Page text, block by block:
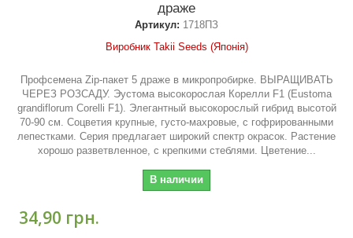
драже
Артикул: 1718ПЗ
Виробник Takii Seeds (Японія)
Профсемена Zip-пакет 5 драже в микропробирке. ВЫРАЩИВАТЬ
ЧЕРЕЗ РОЗСАДУ. Эустома высокорослая Корелли F1 (Eustoma
grandiflorum Corelli F1). Элегантный высокорослый гибрид высотой
70-90 см. Соцветия крупные, густо-махровые, с гофрированными
лепестками. Серия предлагает широкий спектр окрасок. Растение
хорошо разветвленное, с крепкими стеблями. Цветение...
В наличии
34,90 грн.